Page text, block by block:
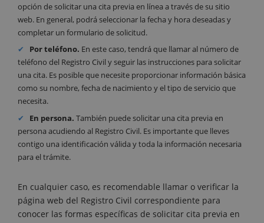
opción de solicitar una cita previa en línea a través de su sitio
web. En general, podrá seleccionar la fecha y hora deseadas y
completar un formulario de solicitud.
Por teléfono. En este caso, tendrá que llamar al número de
teléfono del Registro Civil y seguir las instrucciones para solicitar
una cita. Es posible que necesite proporcionar información básica
como su nombre, fecha de nacimiento y el tipo de servicio que
necesita.
En persona. También puede solicitar una cita previa en
persona acudiendo al Registro Civil. Es importante que lleves
contigo una identificación válida y toda la información necesaria
para el trámite.
En cualquier caso, es recomendable llamar o verificar la
página web del Registro Civil correspondiente para
conocer las formas específicas de solicitar cita previa en